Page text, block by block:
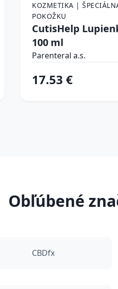
KOZMETIKA |
POKOŽKU
CutisHelp
100 ml
Parenteral a.s.
17.53 €
Obľúbené
CBDfx